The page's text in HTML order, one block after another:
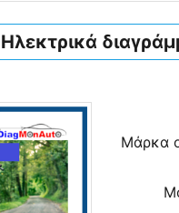
Ηλεκτρικά
Μάρκα